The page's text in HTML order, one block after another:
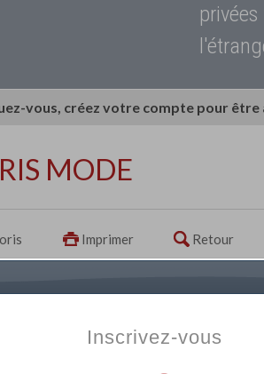
vous, créez votre compte pour
MODE
Imprimer Retour
Inscrivez-vous